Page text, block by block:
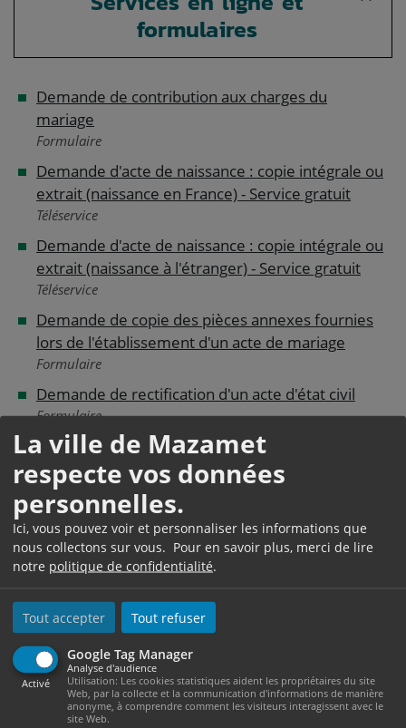
La ville de Mazamet
respecte vos données
personnelles.
Ici, vous pouvez voir et personnaliser les informations que
nous collectons sur vous. Pour en savoir plus, merci de lire
notre politique de confidentialité.
Tout accepter Tout refuser
Google Tag Manager
Activé
Analyse d'audience
Utilisation: Les cookies statistiques aident les propriétaires du site
Web, par la collecte et la communication d'informations de manière
anonyme, à comprendre comment les visiteurs interagissent avec le
site Web.
formulaires
Demande de contribution aux charges du
mariage
Formulaire
Demande d'acte de naissance : copie intégrale ou
extrait (naissance en France) - Service gratuit
Téléservice
Demande d'acte de naissance : copie intégrale ou
extrait (naissance à l'étranger) - Service gratuit
Téléservice
Demande de copie des pièces annexes fournies
lors de l'établissement d'un acte de mariage
Formulaire
Demande de rectification d'un acte d'état civil
Formulaire
Questions ? Réponses !
Mariage, Pacs ou concubinage (union libre) :
quelles différences ?
Le maire est-il obligé de célébrer lui-même un
mariage ?
La mairie peut-elle refuser un dossier de
mariage ?
Deux étrangers vivant à l'étranger peuvent-ils se
marier en France ?